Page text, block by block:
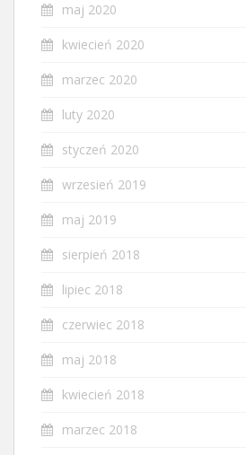
maj 2020
kwiecień 2020
marzec 2020
luty 2020
styczeń 2020
wrzesień 2019
maj 2019
sierpień 2018
lipiec 2018
czerwiec 2018
maj 2018
kwiecień 2018
marzec 2018